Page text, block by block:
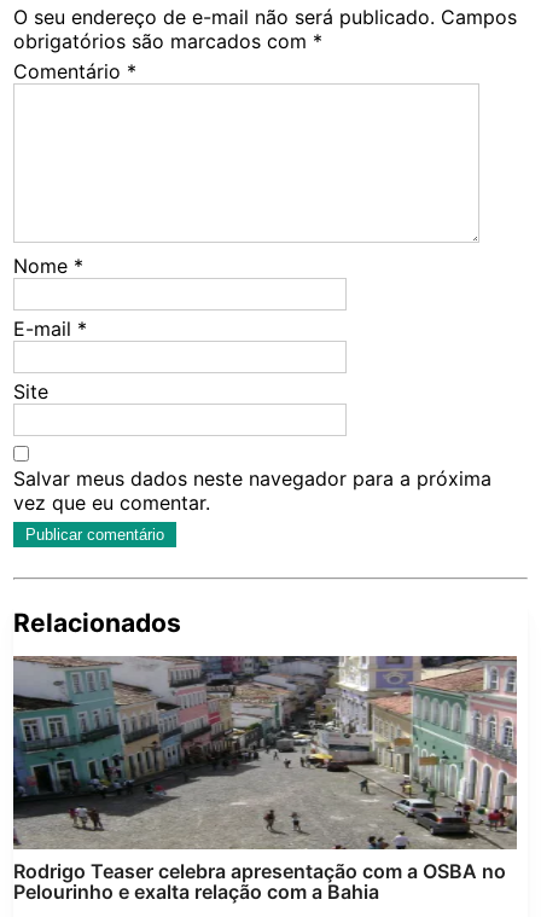
O seu endereço de e-mail não será publicado. Campos
obrigatórios são marcados com *
Comentário *
Nome *
E-mail *
Site
Salvar meus dados neste navegador para a próxima
vez que eu comentar.
Relacionados
Rodrigo Teaser celebra apresentação com a OSBA no
Pelourinho e exalta relação com a Bahia